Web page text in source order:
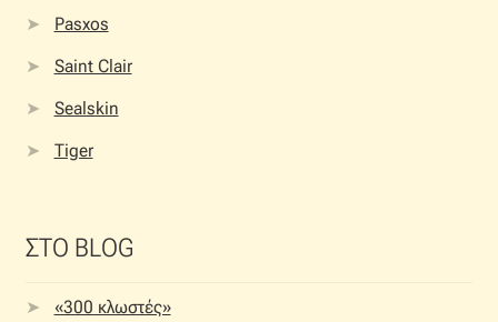
Pasxos
Saint Clair
Sealskin
Tiger
ΣΤΟ BLOG
«300 κλωστές»